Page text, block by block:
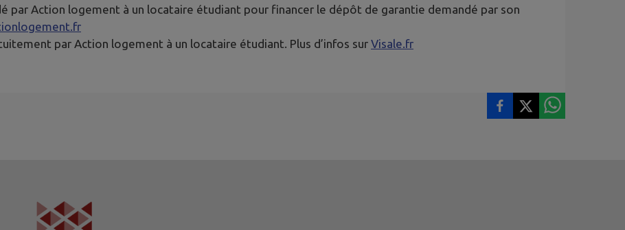
par Action logement à un locataire étudiant pour financer le dépôt de garantie demandé par son
par Action logement à un locataire étudiant. Plus d’infos sur Visale.fr